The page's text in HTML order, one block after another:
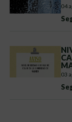
04
03